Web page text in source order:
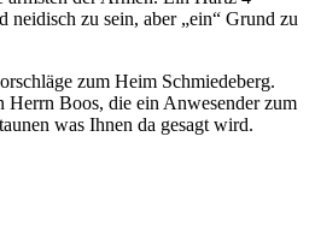
zu sein, aber „ein“ Grund zu
zum Heim Schmiedeberg.
Herrn Boos, die ein Anwesender zum
was Ihnen da gesagt wird.